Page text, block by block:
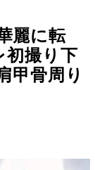
麗に転
撮り下
甲骨周り